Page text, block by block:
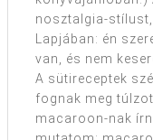
nosztalgia-
Lapjában: én
van, és nem
A sütireceptek
fognak meg
macaroon-nak